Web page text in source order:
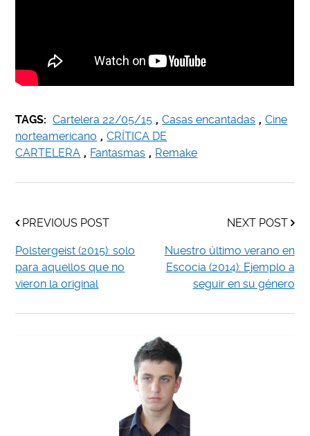
TAGS: Cartelera 22/05/15 , Casas encantadas , Cine
norteamericano , CRÍTICA DE
CARTELERA , Fantasmas , Remake
PREVIOUS POST
Polstergeist (2015): solo
para aquellos que no
vieron la original
NEXT POST
Nuestro último verano en
Escocia (2014): Ejemplo a
seguir en su género